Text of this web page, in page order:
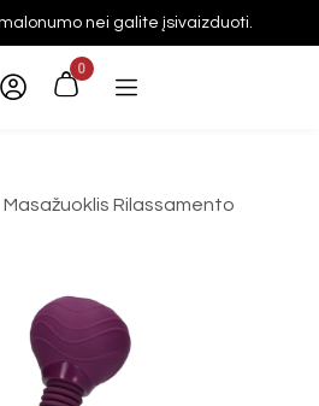
nei galite įsivaizduoti.
0
Masažuoklis Rilassamento